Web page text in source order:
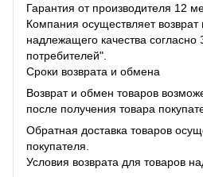
Гарантия от производителя 12
Компания осуществляет
надлежащего качества
потребителей".
Сроки возврата и обмена
Возврат и обмен товаров
после получения товара
Обратная доставка товаров
покупателя.
Условия возврата для товаров